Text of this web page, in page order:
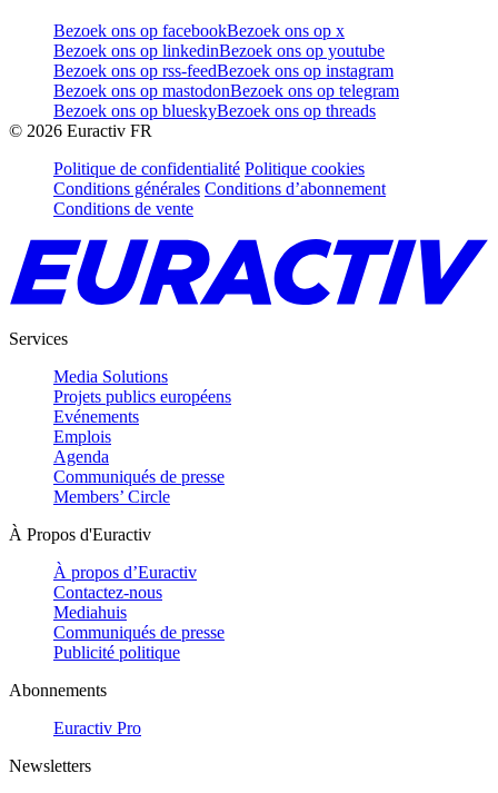
Bezoek ons op facebookBezoek ons op x
Bezoek ons op linkedinBezoek ons op youtube
Bezoek ons op rss-feedBezoek ons op instagram
Bezoek ons op mastodonBezoek ons op telegram
Bezoek ons op blueskyBezoek ons op threads
© 2026 Euractiv FR
Politique de confidentialité Politique cookies
Conditions générales Conditions d’abonnement
Conditions de vente
Services
Media Solutions
Projets publics européens
Evénements
Emplois
Agenda
Communiqués de presse
Members’ Circle
À Propos d'Euractiv
À propos d’Euractiv
Contactez-nous
Mediahuis
Communiqués de presse
Publicité politique
Abonnements
Euractiv Pro
Newsletters